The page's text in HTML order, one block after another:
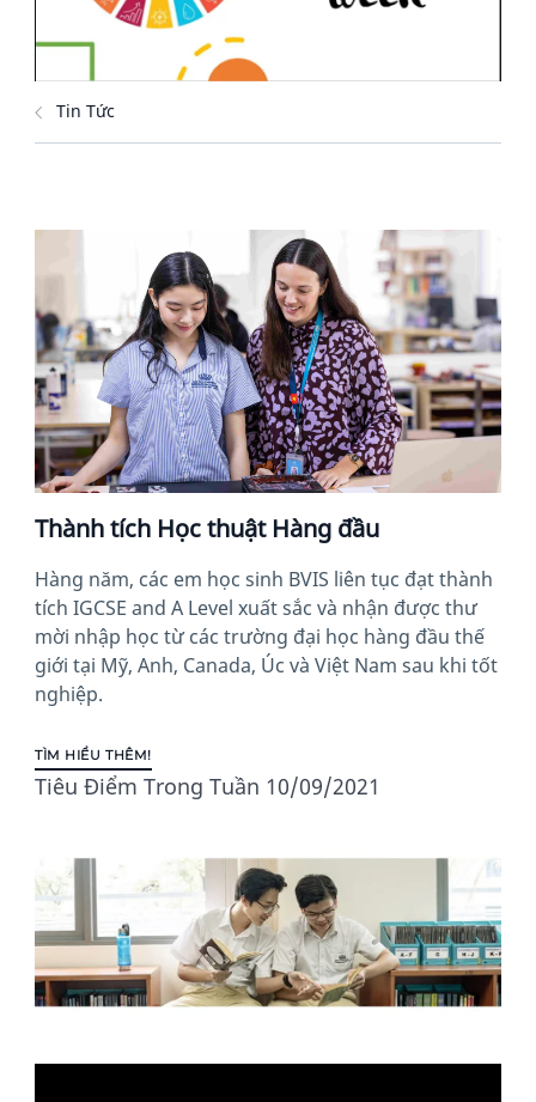
Tin Tức
Thành tích Học thuật Hàng đầu
Hàng năm, các em học sinh BVIS liên tục đạt thành
tích IGCSE and A Level xuất sắc và nhận được thư
mời nhập học từ các trường đại học hàng đầu thế
giới tại Mỹ, Anh, Canada, Úc và Việt Nam sau khi tốt
nghiệp.
TÌM HIỂU THÊM!
Tiêu Điểm Trong Tuần 10/09/2021